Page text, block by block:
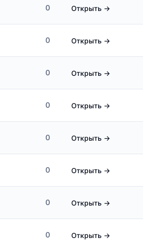
0 Открыть →
0 Открыть →
0 Открыть →
0 Открыть →
0 Открыть →
0 Открыть →
0 Открыть →
0 Открыть →